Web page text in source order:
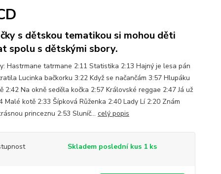
s dětskou tematikou si mohou děti
spolu s dětskými sbory.
Hastrmane tatrmane 2:11 Statistika 2:13 Hajný je lesa pán
Lucinka bačkorku 3:22 Když se načančám 3:57 Hlupáku
2:42 Na okně seděla kočka 2:57 Královské reggae 2:47 Já už
Malé kotě 2:33 Šípková Růženka 2:40 Lady Lí 2:20 Znám
princeznu 2:53 Sluníč... celý popis
Skladem poslední kus 1 ks